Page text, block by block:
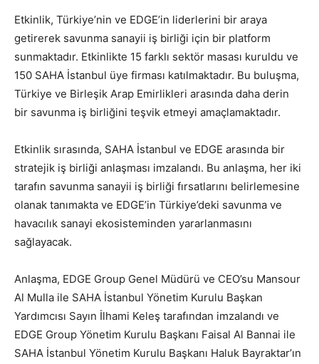
Etkinlik, Türkiye’nin ve EDGE’in liderlerini bir araya
getirerek savunma sanayii iş birliği için bir platform
sunmaktadır. Etkinlikte 15 farklı sektör masası kuruldu ve
150 SAHA İstanbul üye firması katılmaktadır. Bu buluşma,
Türkiye ve Birleşik Arap Emirlikleri arasında daha derin
bir savunma iş birliğini teşvik etmeyi amaçlamaktadır.
Etkinlik sırasında, SAHA İstanbul ve EDGE arasında bir
stratejik iş birliği anlaşması imzalandı. Bu anlaşma, her iki
tarafın savunma sanayii iş birliği fırsatlarını belirlemesine
olanak tanımakta ve EDGE’in Türkiye’deki savunma ve
havacılık sanayi ekosisteminden yararlanmasını
sağlayacak.
Anlaşma, EDGE Group Genel Müdürü ve CEO’su Mansour
Al Mulla ile SAHA İstanbul Yönetim Kurulu Başkan
Yardımcısı Sayın İlhami Keleş tarafından imzalandı ve
EDGE Group Yönetim Kurulu Başkanı Faisal Al Bannai ile
SAHA İstanbul Yönetim Kurulu Başkanı Haluk Bayraktar’ın